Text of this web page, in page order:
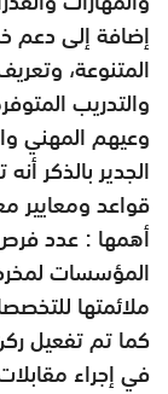
إضافة إلى دعم
المتنوعة،
والتدريب
وعيهم المهني
الجدير بالذكر
قواعد ومعايير
أهمها : عدد
المؤسسات
ملائمتها
كما تم تفعيل
في إجراء